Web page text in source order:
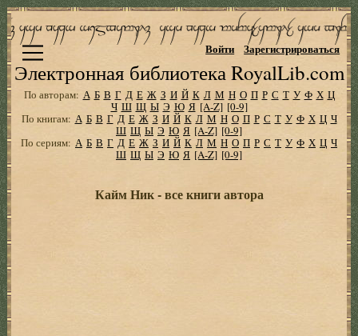
Электронная библиотека RoyalLib.com
Войти Зарегистрироваться
По авторам: А Б В Г Д Е Ж З И Й К Л М Н О П Р С Т У Ф Х Ц
Ч Ш Щ Ы Э Ю Я [A-Z] [0-9]
По книгам: А Б В Г Д Е Ж З И Й К Л М Н О П Р С Т У Ф Х Ц Ч
Ш Щ Ы Э Ю Я [A-Z] [0-9]
По сериям: А Б В Г Д Е Ж З И Й К Л М Н О П Р С Т У Ф Х Ц Ч
Ш Щ Ы Э Ю Я [A-Z] [0-9]
Кайм Ник - все книги автора